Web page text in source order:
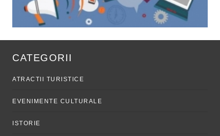
CATEGORII
ATRACTII TURISTICE
EVENIMENTE CULTURALE
ISTORIE